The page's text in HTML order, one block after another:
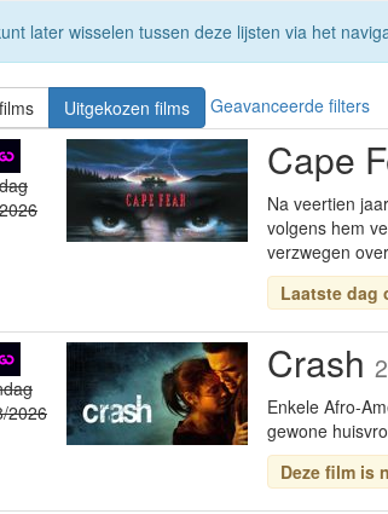
later wisselen tussen deze lijsten via het
Uitgekozen films Geavanceerde filters
Cape
Na veertien
volgens hem
verzwegen
Laatste dag
2026
Crash
Enkele Afro-
gewone
Deze film is